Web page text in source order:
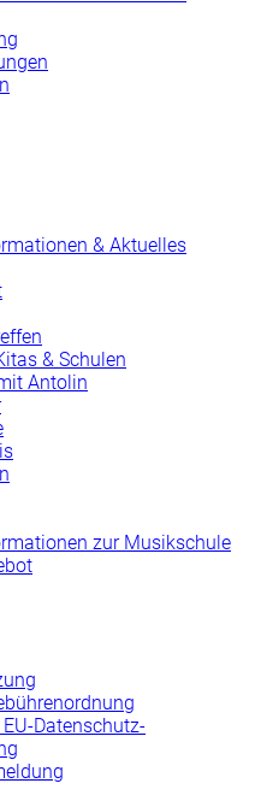
& Aktuelles
& Schulen
Antolin
zur Musikschule
Datenschutz-